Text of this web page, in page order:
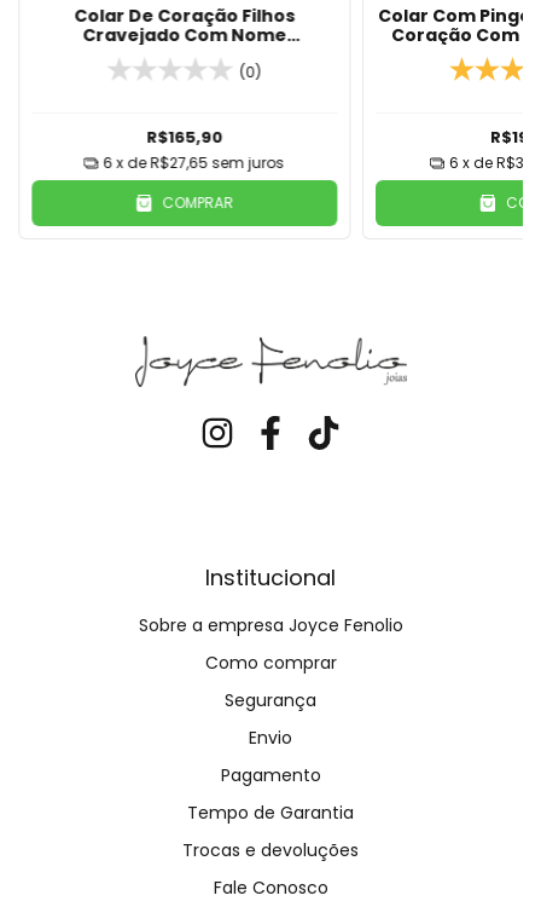
Colar De Coração Filhos
Cravejado Com Nome
Personalizado Banhado Em Ouro
18K
(0)
R$165,90
6 x deR$27,65 sem juros
COMPRAR
Colar Com
Coração Com
Em
6 x de
Institucional
Sobre a empresa Joyce Fenolio
Como comprar
Segurança
Envio
Pagamento
Tempo de Garantia
Trocas e devoluções
Fale Conosco